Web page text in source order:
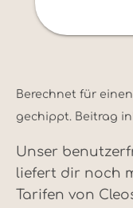
Berechnet für
gechippt. Beitrag
Unser
liefert dir noch
Tarifen von